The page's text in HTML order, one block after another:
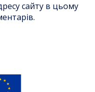
сайту в цьому